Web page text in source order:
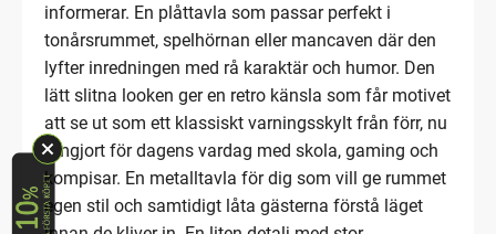
informerar. En plåttavla som passar perfekt i
tonårsrummet, spelhörnan eller mancaven där den
lyfter inredningen med rå karaktär och humor. Den
lätt slitna looken ger en retro känsla som får motivet
att se ut som ett klassiskt varningsskylt från förr, nu
omgjort för dagens vardag med skola, gaming och
kompisar. En metalltavla för dig som vill ge rummet
egen stil och samtidigt låta gästerna förstå läget